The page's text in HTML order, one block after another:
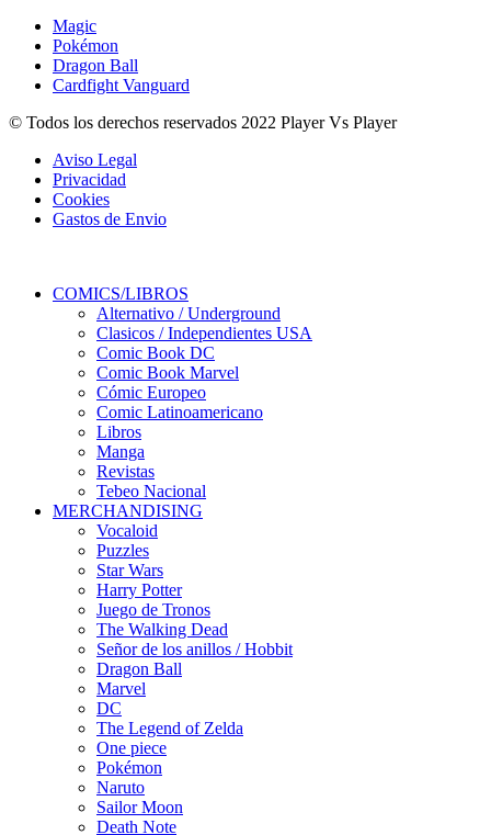
Magic
Pokémon
Dragon Ball
Cardfight Vanguard
© Todos los derechos reservados 2022 Player Vs Player
Aviso Legal
Privacidad
Cookies
Gastos de Envio
COMICS/LIBROS
Alternativo / Underground
Clasicos / Independientes USA
Comic Book DC
Comic Book Marvel
Cómic Europeo
Comic Latinoamericano
Libros
Manga
Revistas
Tebeo Nacional
MERCHANDISING
Vocaloid
Puzzles
Star Wars
Harry Potter
Juego de Tronos
The Walking Dead
Señor de los anillos / Hobbit
Dragon Ball
Marvel
DC
The Legend of Zelda
One piece
Pokémon
Naruto
Sailor Moon
Death Note